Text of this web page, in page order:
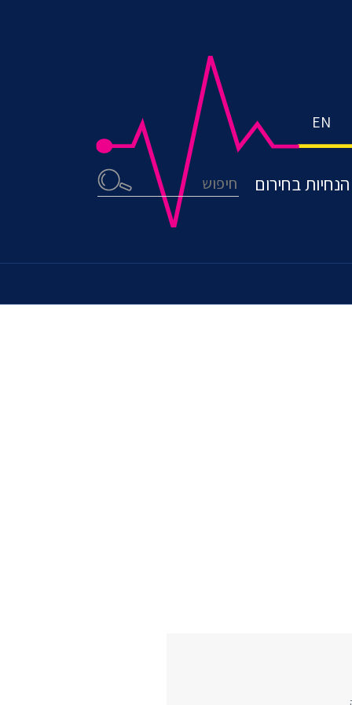
EN
הנחיות בחירום חיפוש